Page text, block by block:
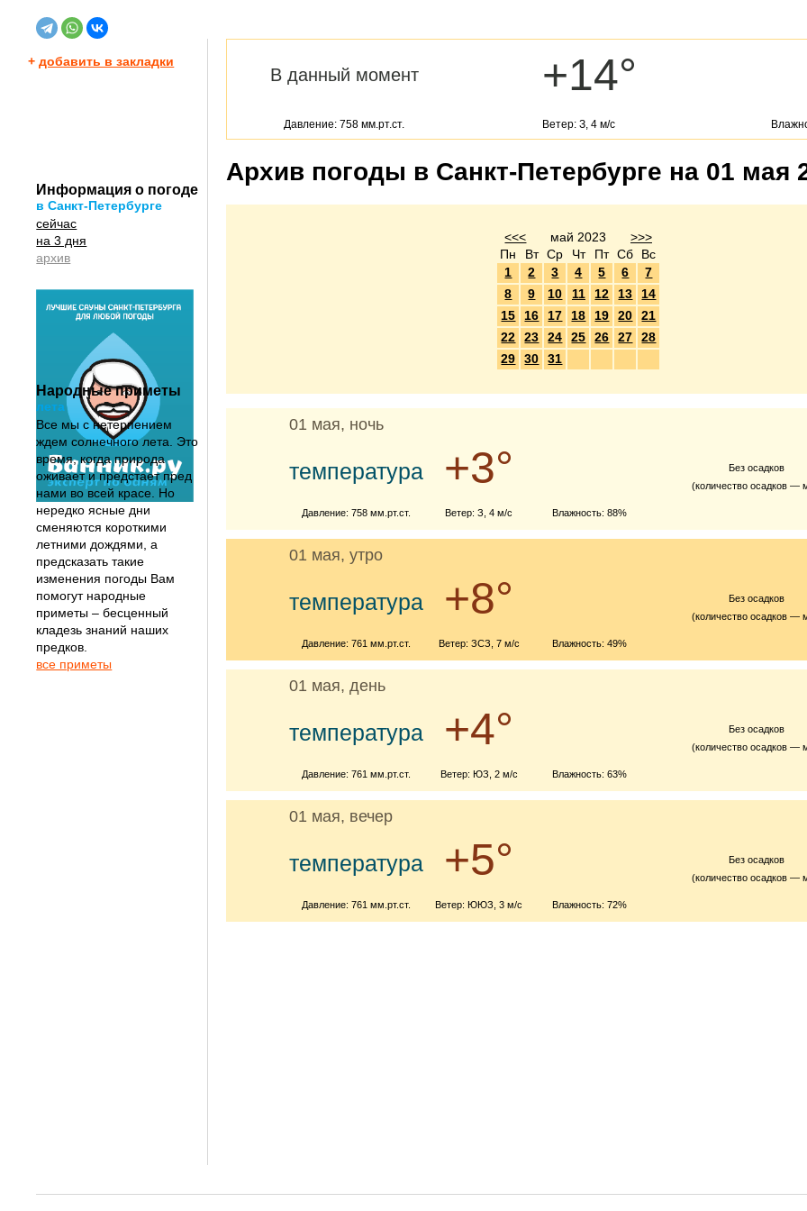
+добавить в закладки
Информация о погоде
в Санкт-Петербурге
сейчас
на 3 дня
архив
Народные приметы
лета
Все мы с нетерпением
ждем солнечного лета. Это
время, когда природа
оживает и предстает пред
нами во всей красе. Но
нередко ясные дни
сменяются короткими
летними дождями, а
предсказать такие
изменения погоды Вам
помогут народные
приметы – бесценный
кладезь знаний наших
предков.
все приметы
В данный момент +14°
Давление: 758 мм.рт.ст. Ветер: З, 4 м/с
Архив погоды в Санкт-Петербурге на 01 мая
<<< май 2023
>>>
Пн
Вт Ср Чт Пт Сб
Вс
1
2 3 4 5 6
7
8
9 10 11 12 13
14
15
16 17 18 19 20
21
22
23 24 25 26 27
28
29
30 31
01 мая, ночь
температура +3°
Без осадков
(количество осадков —
Давление: 758 мм.рт.ст. Ветер: З, 4 м/с Влажность: 88%
01 мая, утро
температура +8°
Без осадков
(количество осадков —
Давление: 761 мм.рт.ст. Ветер: ЗСЗ, 7 м/с Влажность: 49%
01 мая, день
температура +4°
Без осадков
(количество осадков —
Давление: 761 мм.рт.ст. Ветер: ЮЗ, 2 м/с Влажность: 63%
01 мая, вечер
температура +5°
Без осадков
(количество осадков —
Давление: 761 мм.рт.ст. Ветер: ЮЮЗ, 3 м/с Влажность: 72%